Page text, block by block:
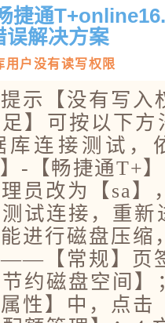
捷通
误解决方案
户没有读写权限
示【没有写入
】可按以下
库连接测试，
】-【畅捷通T+
员改为【sa】
试连接，重
进行磁盘压缩
【常规】页
约磁盘空间
性】中，点击